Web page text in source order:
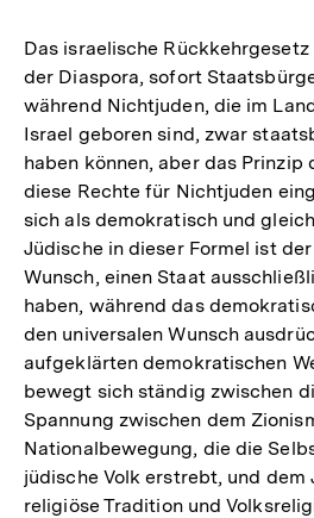
Das israelische
der Diaspora, sofort
während Nichtjuden, die im
Israel geboren sind, zwar
haben können, aber das Prinzip
diese Rechte für Nichtjuden
sich als demokratisch und
Jüdische in dieser Formel ist
Wunsch, einen Staat
haben, während das
den universalen Wunsch
aufgeklärten demokratischen
bewegt sich ständig zwischen
Spannung zwischen dem
Nationalbewegung, die die
jüdische Volk erstrebt, und dem
religiöse Tradition und